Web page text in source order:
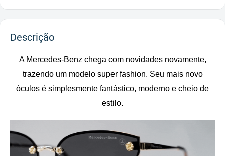
Descrição
A Mercedes-Benz chega com novidades novamente,
trazendo um modelo super fashion. Seu mais novo
óculos é simplesmente fantástico, moderno e cheio de
estilo.